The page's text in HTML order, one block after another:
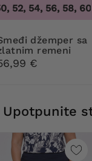
52, 54, 56, 58,
sa
remeni
€
Upotpunite